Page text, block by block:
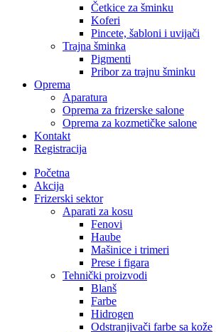
Četkice za šminku
Koferi
Pincete, šabloni i uvijači
Trajna šminka
Pigmenti
Pribor za trajnu šminku
Oprema
Aparatura
Oprema za frizerske salone
Oprema za kozmetičke salone
Kontakt
Registracija
Početna
Akcija
Frizerski sektor
Aparati za kosu
Fenovi
Haube
Mašinice i trimeri
Prese i figara
Tehnički proizvodi
Blanš
Farbe
Hidrogen
Odstranjivači farbe sa kože